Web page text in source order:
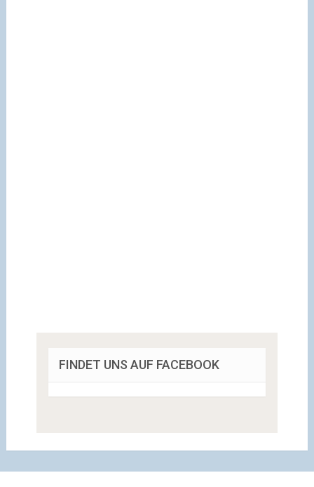
FINDET UNS AUF FACEBOOK